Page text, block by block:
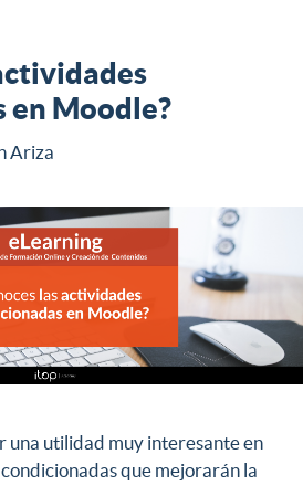
en Moodle?
Ariza
una utilidad muy interesante en
que mejorarán la